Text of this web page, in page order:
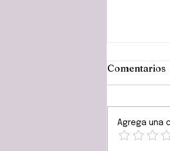
Comentarios
Agrega una